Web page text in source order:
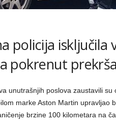
policija isključila
pokrenut
unutrašnjih poslova zaustavili
marke Aston Martin upravljao
brzine 100 kilometara na